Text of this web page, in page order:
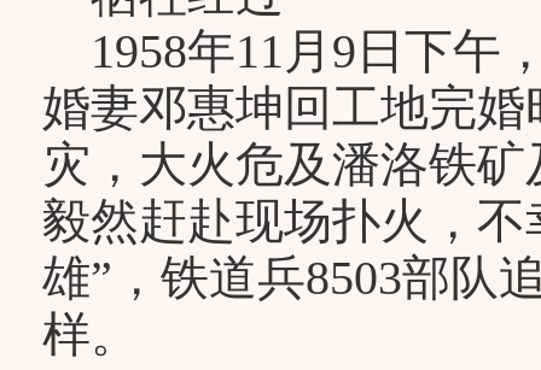
1958年11月9日下午
婚妻邓惠坤回工地完
灾，大火危及潘洛铁
毅然赶赴现场扑火，
雄”，铁道兵8503部队
样。